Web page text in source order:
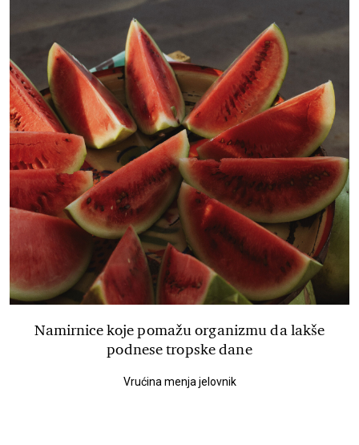
Namirnice koje pomažu organizmu da lakše
podnese tropske dane
Vrućina menja jelovnik